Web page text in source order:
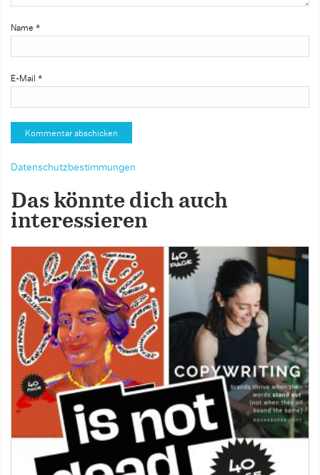
Name *
E-Mail *
Datenschutzbestimmungen
Das könnte dich auch
interessieren